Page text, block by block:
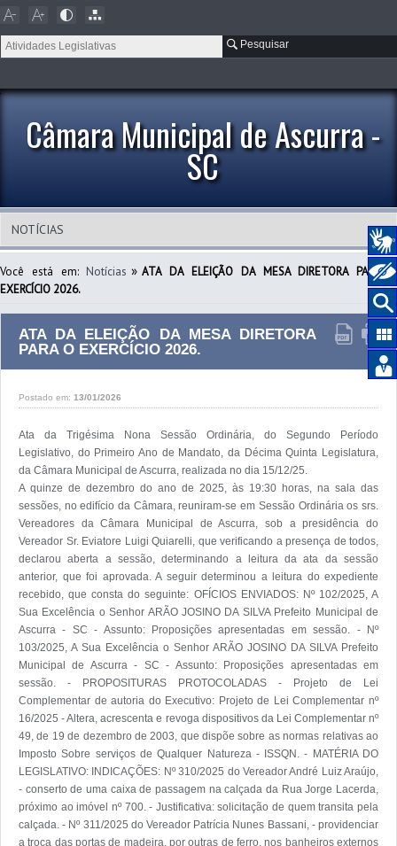
Pesquisar
Câmara Municipal de Ascurra -
SC
Você está em: Notícias » ATA DA ELEIÇÃO DA MESA DIRETORA PARA O
EXERCÍCIO 2026.
ATA DA ELEIÇÃO DA MESA DIRETORA
PARA O EXERCÍCIO 2026.
Postado em: 13/01/2026
Ata da Trigésima Nona Sessão Ordinária, do Segundo Período Legislativo, do Primeiro Ano de Mandato, da Décima Quinta Legislatura, da Câmara Municipal de Ascurra, realizada no dia 15/12/25.
A quinze de dezembro do ano de 2025, às 19:30 horas, na sala das sessões, no edifício da Câmara, reuniram-se em Sessão Ordinária os srs. Vereadores da Câmara Municipal de Ascurra, sob a presidência do Vereador Sr. Eviatore Luigi Quiarelli, que verificando a presença de todos, declarou aberta a sessão, determinando a leitura da ata da sessão anterior, que foi aprovada. A seguir determinou a leitura do expediente recebido, que consta do seguinte: OFÍCIOS ENVIADOS: Nº 102/2025, A Sua Excelência o Senhor ARÃO JOSINO DA SILVA Prefeito Municipal de Ascurra - SC - Assunto: Proposições apresentadas em sessão. - Nº 103/2025, A Sua Excelência o Senhor ARÃO JOSINO DA SILVA Prefeito Municipal de Ascurra - SC - Assunto: Proposições apresentadas em sessão. - PROPOSITURAS PROTOCOLADAS - Projeto de Lei Complementar de autoria do Executivo: Projeto de Lei Complementar nº 16/2025 - Altera, acrescenta e revoga dispositivos da Lei Complementar nº 49, de 19 de dezembro de 2003, que dispõe sobre as normas relativas ao Imposto Sobre serviços de Qualquer Natureza - ISSQN. - MATÉRIA DO LEGISLATIVO: INDICAÇÕES: Nº 310/2025 do Vereador André Luiz Araújo, - conserto de uma caixa de passagem na calçada da Rua Jorge Lacerda, próximo ao imóvel nº 700. - Justificativa: solicitação de quem transita pela calçada. - Nº 311/2025 do Vereador Patrícia Nunes Bassani, - providenciar a troca das portas de madeira, por outras de ferro, nos banheiros externos existentes no Parque Per Tutti. - Justificativa: as portas de madeiras estão danificadas em razão das intempéries, razão pela qual não estão fechando corretamente, causando insegurança e falta de privacidade àqueles que utilizam o campo de futebol, a quadra de areia e a pista de atletismo. - Nº 312/2025 do Vereador Patrícia Nunes Bassani, - que aumente a quantidade de fraldas disponibilizadas aos altistas atendidos pelo Governo Municipal. - Justificativa: a quantidade hoje distribuída é insuficiente para a demanda. - Nº 313/2025 do Vereador Toni Angelo Buzzi, - estudo técnico e posterior instalação de lombadas eletrônicas nos seguintes locais: - 1. Rua Indaial (trecho recentemente asfaltado que liga o município de Ascurra ao município de Indaial); - 2. Principais ruas do município onde há grande fluxo de veículos e pedestres. - Justificativa - A presente indicação se faz necessária diante das inúmeras reclamações da população relacionadas às lombadas físicas instaladas nas vias municipais, as quais vêm gerando incômodos, prejuízos a veículos, barulho excessivo e insatisfação geral. - Com a recente pavimentação da Rua Indaial, observou-se aumento significativo do fluxo de veículos e da velocidade média, o que traz risco direto para moradores, ciclistas, pedestres e trabalhadores que utilizam esse importante corredor de ligação entre os municípios. - A instalação de lombadas eletrônicas é a alternativa mais moderna, eficiente e segura, pois: - • controla a velocidade sem causar desconforto físico aos motoristas; - • reduz acidentes e garante maior segurança para todos; - • evita danos a veículos; • tem aceitação muito maior por parte da comunidade; - • elimina o impacto negativo das lombadas tradicionais. - Além disso, a medida permite padronizar o sistema de controle de velocidade nas principais vias urbanas de Ascurra, trazendo mais organização, segurança e modernização ao trânsito municipal. - Trata-se, portanto, de ação de interesse coletivo, que atende diretamente às reivindicações da população e melhora significativamente a segurança viária do município - Nº 314/2025 do Vereador Gabriel Uller, - providenciar a roçada e limpeza na pista de rolamento, meios-fios e calçadas nas ruas localizadas na área urbana. - Justificativa: solicitação dos moradores destas vias públicas para a retirada do mato nos locais. - MATÉRIA DA ORDEM DO DIA: Em 2ª discussão e votação do Projeto de Lei Ordinária nº 11/2025: Dispõe sobre a obrigatoriedade de realizar audiência pública, pelo poder público municipal, antes da instituição ou reajuste da base de cálculo e alíquota dos contratos de concessão de serviço público do município e suas autarquias, bem como taxas e tributos que aumentem o valor pago pelo munícipe. - Parecer nº 1. Favorável da Comissão de Legislação, Justiça e Redação. (Relator: Eviatore Luigi Quiarelli) - Em 2ª discussão e votação do Projeto de Lei Complementar nº 1/2025: ALTERA A LEI COMPLEMENTAR Nº 130/2012 PARA ACRESCENTAR AS DIMENSÕES DA RUA JEOVANI BORDIN. - Parecer nº 1. Favorável da Comissão de Legislação, Justiça e Redação. (Relator: Eviatore Luigi Quiarelli) - Parecer nº 2. Favorável da Comissão de Mérito. (Relator: Cristina Barni Schramm) - Em 2ª discussão e votação do Projeto de Lei Complementar nº 12/2025: Dispõe sobre a regulamentação para a instalação e uso do sistema 5G no Município de Ascurra-SC. - Parecer nº 1. Favorável da Comissão de Legislação, Justiça e Redação. (Relator: Eviatore Luigi Quiarelli) - Em 1ª discussão e votação do Projeto de Lei Complementar nº 14/2025: Dispõe sobre a criação da Política de Incentivo à Inovação, cria o Programa de Inovação do município de Ascurra-SC, acrescenta atribuições do Conselho Municipal de Desenvolvimento Econômico, previsto na Lei Complementar nº 212/2029 e dá outras providências. - Parecer nº 1. Favorável da Comissão de Legislação, Justiça e Redação. (Relator: Eviatore Luigi Quiarelli) - Em 1ª discussão e votação do Projeto de Lei Ordinária nº 13/2025: Regulamenta a publicação dos atos oficiais da Prefeitura Municipal de Ascurra/SC. - Parecer nº 1. Favorável da Comissão de Legislação, Justiça e Redação. (Relator: Eviatore Luigi Quiarelli) - Em 1ª discussão e votação do Projeto de Lei Ordinária nº 15/2025: Autoriza Instituir o Programa “Costurando com Amor” no município de Ascurra. - Parecer nº 1. Favorável da Comissão de Legislação, Justiça e Redação. (Relator: Eviatore Luigi Quiarelli) - Em 1ª discussão e votação do Projeto de Lei Ordinária nº 16/2025: RECEPCIONA A POLÍTICA DE APOIO AO TURISMO RURAL NA AGRICULTURA FAMILIAR E ESTABELECE OUTRAS PROVIDÊNCIAS. - Parecer nº 1. Favorável da Comissão de Legislação, Justiça e Redação. (Relator: Eviatore Luigi Quiarelli) - Parecer nº 2. Favorável da Comissão de Economia, Finanças e Fiscalização. (Relator: Patrícia Nunes Bassani) - Em 1ª discussão e votação do Projeto de Lei Ordinária nº 17/2025: Dispõe sobre a Separação Obrigatória do Lixo Orgânico em Órgãos Públicos - Parecer nº 1. Favorável da Comissão de Legislação, Justiça e Redação. (Relator: Eviatore Luigi Quiarelli) - Em 1ª discussão e votação do Projeto de Lei Ordinária nº 18/2025: Programa Municipal de Incentivo à Compostagem Doméstica. - Parecer nº 1. Favorável da Comissão de Legislação, Justiça e Redação. (Relator: Eviatore Luigi Quiarelli) - Em 1ª discussão e votação do Projeto de Lei Complementar nº 13/2025: Dispõe sobre as regras para Constituição e Funcionamento de Ambiente Regulatório Experimental (SANDBOX REGULATÒRIO) no município de Ascurra. - Parecer nº 1. Favorável da Comissão de Legislação, Justiça e Redação. (Relator: Eviatore Luigi Quiarelli) - Em 1ª discussão e votação do Projeto de Lei Complementar nº 15/2025: Dispõe sobre o Programa Municipal de Parcerias Público-privadas e Concessões do município de Ascurra-SC, e dá outras providências. - Parecer nº 1. Favorável da Comissão de Legislação, Justiça e Redação. (Relator: Eviatore Luigi Quiarelli) - MOÇÕES: Nº 29/2025 dos Vereadores André Luiz Araújo, Cassiano Luiz Buzzi, Cristina Barni Schramm, Eviatore Luigi Quiarelli, Gabriel Uller, Luiz Carlos Gadotti, Márcio da Costa, Patrícia Nunes Bassani e Toni Angelo Buzzi, Os Vereadores que a presente subscreve, no uso de suas atribuições legais e regimentais, vem, respeitosamente, à presença dos nobres pares, apresentar MOÇÃO DE APELO ao Departamento Nacional de Infraestrutura de Transportes – DNIT, para que sejam realizadas, com urgência, melhorias no trevo de acesso ao Município de Ascurra, compreendendo: - • Manutenção e/ou substituição dos guard-rails existentes; • Repintura da sinalização horizontal (sinalização de solo), incluindo faixas, linhas de bordo, setas e demais marcações viárias. - Justificativa - O trevo de acesso a Ascurra é um ponto de intenso fluxo de veículos, sendo utilizado diariamente por moradores, trabalhadores, estudantes, veículos de carga e visitantes. Atualmente, observa-se desgaste dos guard-rails e apagamento da sinalização horizontal, o que compromete significativamente a segurança viária. - A ausência de sinalização adequada dificulta a orientação dos condutores, principalmente no período noturno e em dias de chuva, aumentando o risco de acidentes. Da mesma forma, guard-rails danificados deixam de cumprir sua função de proteção, expondo os usuários da via a situações de perigo. - Diante disso, esta Moção visa sensibilizar o DNIT para a adoção de providências urgentes, garantindo melhores condições de tráfego, segurança e preservação de vidas no principal acesso ao Município de Ascurra. - Encaminhamento - Requer-se que, após aprovação em plenário, seja a presente Moção encaminhada ao Departamento Nacional de Infraestrutura de Transportes – DNIT, para conhecimento e adoção das medidas cabíveis. - Nº 30/2025 dos Vereadores André Luiz Araújo, Cassiano Luiz Buzzi, Cristina Barni Schramm, Eviatore Luigi Quiarelli, Gabriel Uller, Luiz Carlos Gadotti, Márcio da Costa, Patrícia Nunes Bassani e Toni Angelo Buzzi, A Câmara Municipal de Ascurra-SC, no uso de suas atribuições legais e regimentais, manifesta, por meio desta, MOÇÃO DE REPÚDIO ao Ministro dos Transportes do Brasil, Sr. José Renan Vasconcelos Calheiros Filho e ao Conselho Nacional de Trânsito(CONTRAN) pela proposta de retirada da obrigatoriedade das autoescolas para a obtenção da Carteira Nacional de Habilitação (CNH). - A proposta, veiculada publicamente, repres